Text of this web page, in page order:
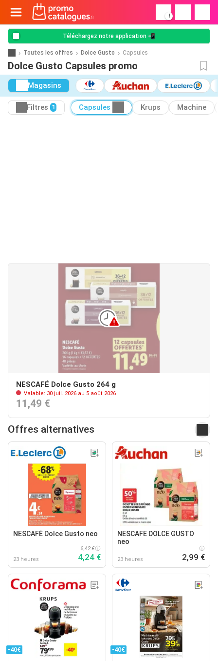
!
Téléchargez notre application 📲
Toutes les offres Dolce Gusto Capsules
Dolce Gusto Capsules promo
Magasins
Filtres 1 Capsules Krups Machine
NESCAFÉ Dolce Gusto 264 g
Valable: 30 juil. 2026 au 5 août 2026
11,49 €
Offres alternatives
NESCAFÉ Dolce Gusto neo
23 heures
6,42 €
4,24 €
NESCAFE DOLCE GUSTO
neo
23 heures 2,99 €
-40€ -40€